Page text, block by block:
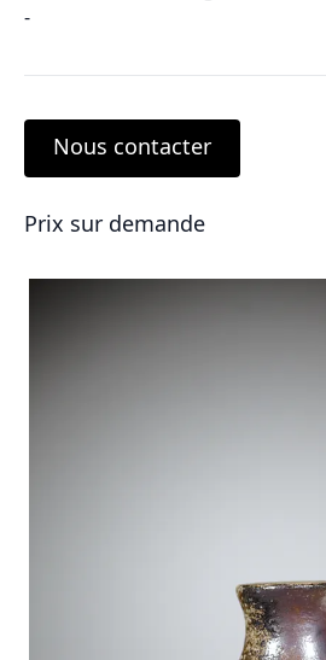
-
Nous contacter
Prix sur demande